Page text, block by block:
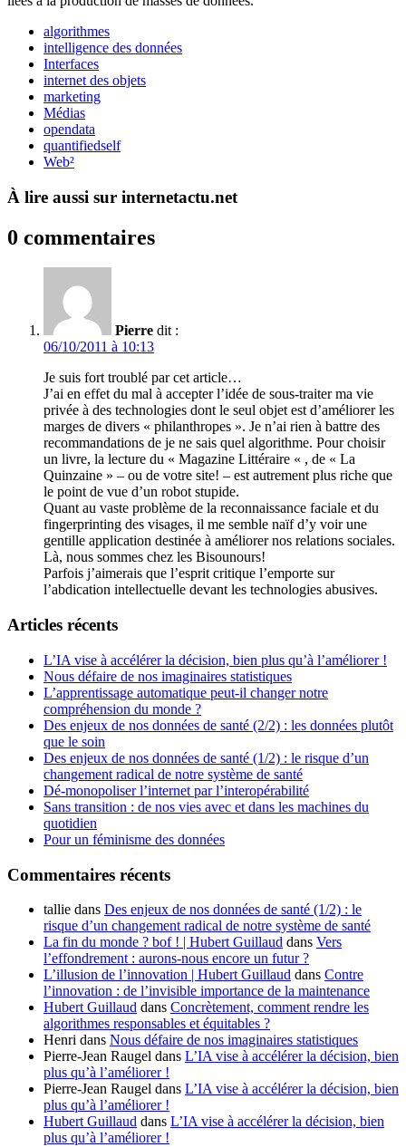
algorithmes
intelligence des données
Interfaces
internet des objets
marketing
Médias
opendata
quantifiedself
Web²
À lire aussi sur internetactu.net
0 commentaires
Pierre dit :
06/10/2011 à 10:13
Je suis fort troublé par cet article…
J’ai en effet du mal à accepter l’idée de sous-traiter ma vie
privée à des technologies dont le seul objet est d’améliorer les
marges de divers « philanthropes ». Je n’ai rien à battre des
recommandations de je ne sais quel algorithme. Pour choisir
un livre, la lecture du « Magazine Littéraire « , de « La
Quinzaine » – ou de votre site! – est autrement plus riche que
le point de vue d’un robot stupide.
Quant au vaste problème de la reconnaissance faciale et du
fingerprinting des visages, il me semble naïf d’y voir une
gentille application destinée à améliorer nos relations sociales.
Là, nous sommes chez les Bisounours!
Parfois j’aimerais que l’esprit critique l’emporte sur
l’abdication intellectuelle devant les technologies abusives.
Articles récents
L’IA vise à accélérer la décision, bien plus qu’à l’améliorer !
Nous défaire de nos imaginaires statistiques
L’apprentissage automatique peut-il changer notre
compréhension du monde ?
Des enjeux de nos données de santé (2/2) : les données plutôt
que le soin
Des enjeux de nos données de santé (1/2) : le risque d’un
changement radical de notre système de santé
Dé-monopoliser l’internet par l’interopérabilité
Sans transition : de nos vies avec et dans les machines du
quotidien
Pour un féminisme des données
Commentaires récents
tallie dans Des enjeux de nos données de santé (1/2) : le
risque d’un changement radical de notre système de santé
La fin du monde ? bof ! | Hubert Guillaud dans Vers
l’effondrement : aurons-nous encore un futur ?
L’illusion de l’innovation | Hubert Guillaud dans Contre
l’innovation : de l’invisible importance de la maintenance
Hubert Guillaud dans Concrètement, comment rendre les
algorithmes responsables et équitables ?
Henri dans Nous défaire de nos imaginaires statistiques
Pierre-Jean Raugel dans L’IA vise à accélérer la décision, bien
plus qu’à l’améliorer !
Pierre-Jean Raugel dans L’IA vise à accélérer la décision, bien
plus qu’à l’améliorer !
Hubert Guillaud dans L’IA vise à accélérer la décision, bien
plus qu’à l’améliorer !